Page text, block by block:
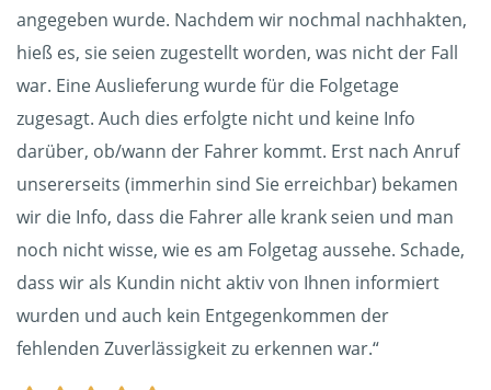
angegeben wurde. Nachdem wir nochmal nachhakten,
hieß es, sie seien zugestellt worden, was nicht der Fall
war. Eine Auslieferung wurde für die Folgetage
zugesagt. Auch dies erfolgte nicht und keine Info
darüber, ob/wann der Fahrer kommt. Erst nach Anruf
unsererseits (immerhin sind Sie erreichbar) bekamen
wir die Info, dass die Fahrer alle krank seien und man
noch nicht wisse, wie es am Folgetag aussehe. Schade,
dass wir als Kundin nicht aktiv von Ihnen informiert
wurden und auch kein Entgegenkommen der
fehlenden Zuverlässigkeit zu erkennen war.“